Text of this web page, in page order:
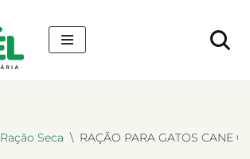
Ração Seca \ RAÇÃO PARA GATOS CANE